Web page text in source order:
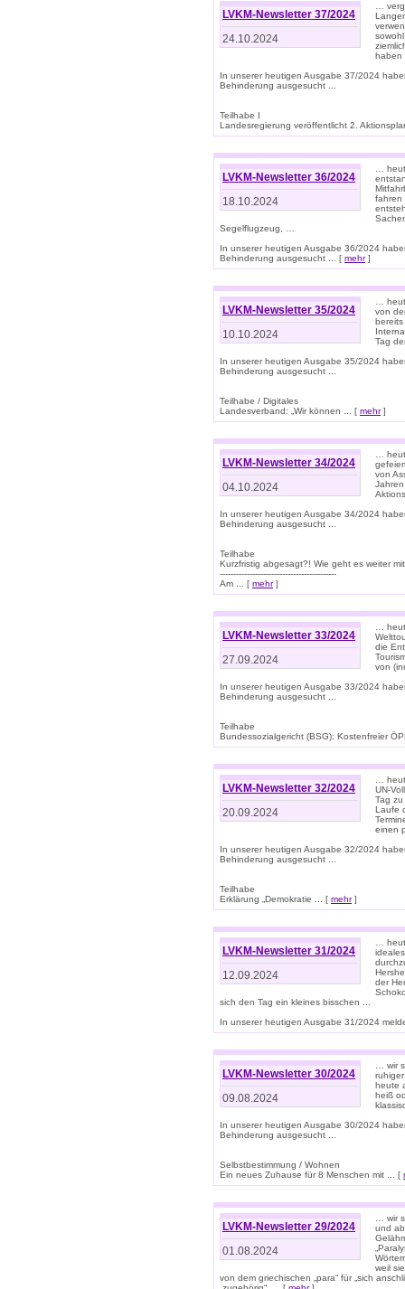
LVKM-Newsletter 37/2024
24.10.2024
…
In unserer heutigen Ausgabe 37/2024
Behinderung ausgesucht ...
Teilhabe I
Landesregierung veröffentlicht 2.
LVKM-Newsletter 36/2024
18.10.2024
…
fahren
Segelflugzeug, …
In unserer heutigen Ausgabe 36/2024
Behinderung ausgesucht ... [ mehr]
LVKM-Newsletter 35/2024
10.10.2024
…
von
bereits
Tag
In unserer heutigen Ausgabe 35/2024
Behinderung ausgesucht ...
Teilhabe / Digitales
Landesverband: „Wir können ... [ mehr]
LVKM-Newsletter 34/2024
04.10.2024
…
von
In unserer heutigen Ausgabe 34/2024
Behinderung ausgesucht ...
Teilhabe
Kurzfristig abgesagt?! Wie geht es weiter
-------------------------------------------
Am ... [ mehr]
LVKM-Newsletter 33/2024
27.09.2024
…
die
von
In unserer heutigen Ausgabe 33/2024
Behinderung ausgesucht ...
Teilhabe
Bundessozialgericht (BSG): Kostenfreier
LVKM-Newsletter 32/2024
20.09.2024
…
UN-
Tag
Laufe
einen
In unserer heutigen Ausgabe 32/2024
Behinderung ausgesucht ...
Teilhabe
Erklärung „Demokratie ... [ mehr]
LVKM-Newsletter 31/2024
12.09.2024
…
der
sich den Tag ein kleines bisschen ...
In unserer heutigen Ausgabe 31/2024
LVKM-Newsletter 30/2024
09.08.2024
… wir
heute
heiß
In unserer heutigen Ausgabe 30/2024
Behinderung ausgesucht ...
Selbstbestimmung / Wohnen
Ein neues Zuhause für 8 Menschen mit ... [
LVKM-Newsletter 29/2024
01.08.2024
… wir
und
weil
von dem griechischen „para“ für „sich